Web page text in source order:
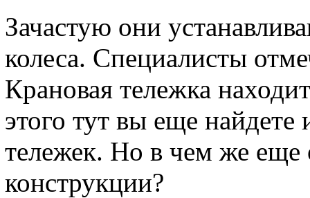
Зачастую они
колеса. Специалисты
Крановая тележка
этого тут вы еще
тележек. Но в чем же еще
конструкции?